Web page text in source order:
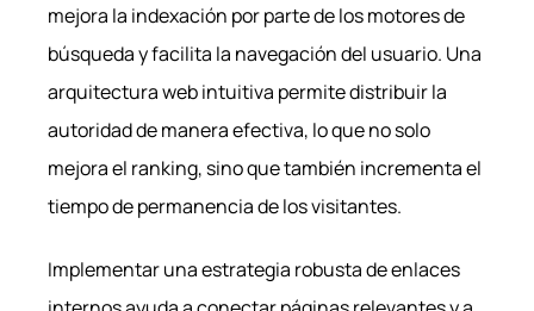
mejora la indexación por parte de los motores de
búsqueda y facilita la navegación del usuario. Una
arquitectura web intuitiva permite distribuir la
autoridad de manera efectiva, lo que no solo
mejora el ranking, sino que también incrementa el
tiempo de permanencia de los visitantes.
Implementar una estrategia robusta de enlaces